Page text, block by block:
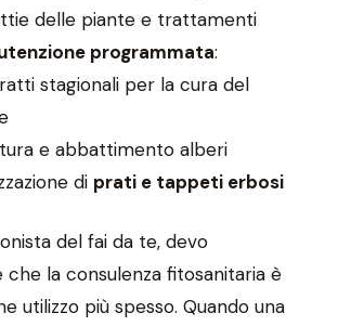
delle piante e trattamenti
programmata:
stagionali per la cura del
e abbattimento alberi
di prati e tappeti erbosi
del fai da te, devo
la consulenza fitosanitaria è
utilizzo più spesso. Quando una